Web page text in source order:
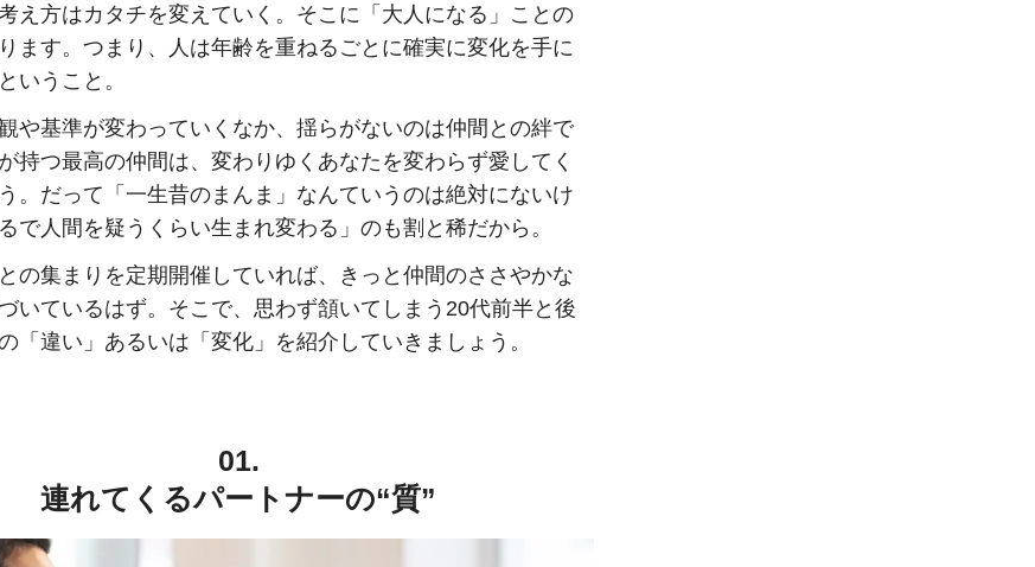
え方はカタチを変えていく。そこに「大人になる」ことの
ます。つまり、人は年齢を重ねるごとに確実に変化を手に
いうこと。
や基準が変わっていくなか、揺らがないのは仲間との絆で
持つ最高の仲間は、変わりゆくあなたを変わらず愛してく
。だって「一生昔のまんま」なんていうのは絶対にないけ
で人間を疑うくらい生まれ変わる」のも割と稀だから。
の集まりを定期開催していれば、きっと仲間のささやかな
いているはず。そこで、思わず頷いてしまう20代前半と後
「違い」あるいは「変化」を紹介していきましょう。
01.
連れてくるパートナーの“質”